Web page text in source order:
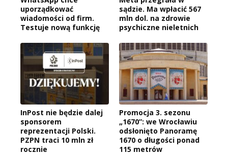
uporządkować
wiadomości od firm.
Testuje nową funkcję
sądzie. Ma wpłacić 567
mln dol. na zdrowie
psychiczne nieletnich
InPost nie będzie dalej
sponsorem
reprezentacji Polski.
PZPN traci 10 mln zł
rocznie
Promocja 3. sezonu
„1670”: we Wrocławiu
odsłonięto Panoramę
1670 o długości ponad
115 metrów